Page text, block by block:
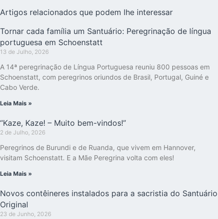
Artigos relacionados que podem lhe interessar
Tornar cada família um Santuário: Peregrinação de língua
portuguesa em Schoenstatt
13 de Julho, 2026
A 14ª peregrinação de Língua Portuguesa reuniu 800 pessoas em
Schoenstatt, com peregrinos oriundos de Brasil, Portugal, Guiné e
Cabo Verde.
Leia Mais »
“Kaze, Kaze! – Muito bem-vindos!”
2 de Julho, 2026
Peregrinos de Burundi e de Ruanda, que vivem em Hannover,
visitam Schoenstatt. E a Mãe Peregrina volta com eles!
Leia Mais »
Novos contêineres instalados para a sacristia do Santuário
Original
23 de Junho, 2026